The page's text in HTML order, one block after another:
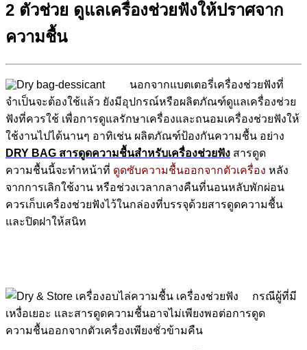
2 ตัวช่วย ดูแลเครื่องช่วยฟังให้ปราศจาก
ความชื้น
นอกจากแบตเตอรี่เครื่องช่วยฟังที่
จำเป็นจะต้องใช้แล้ว ยังมีอุปกรณ์หรือผลิตภัณฑ์ดูแลเครื่องช่วย
ฟังที่ควรใช้ เพื่อการดูแลรักษาเครื่องและถนอมเครื่องช่วยฟังให้
ใช้งานไปได้นานๆ อาทิเช่น ผลิตภัณฑ์ป้องกันความชื้น อย่าง
DRY BAG สารดูดความชื้นสำหรับเครื่องช่วยฟัง สารดูด
ความชื้นนี้จะทำหน้าที่ ดูดซับความชื้นออกจากตัวเครื่อง หลัง
จากการเลิกใช้งาน หรือช่วงเวลากลางคืนที่นอนหลับพักผ่อน
ควรเก็บเครื่องช่วยฟังไว้ในกล่องที่บรรจุด้วยสารดูดความชื้น
และปิดฝาให้สนิท
กรณีผู้ที่มี
เหงื่อเยอะ และสารดูดความชื้นอาจไม่เพียงพอต่อการดูด
ความชื้นออกจากตัวเครื่องเพียงชั่วข้ามคืน